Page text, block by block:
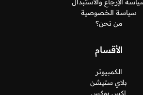
الإرجاع والاستبدال
سياسة الخصوصية
من نحن؟
الأقسام
الكمبيوتر
بلاي ستيشن
اكس بوكس